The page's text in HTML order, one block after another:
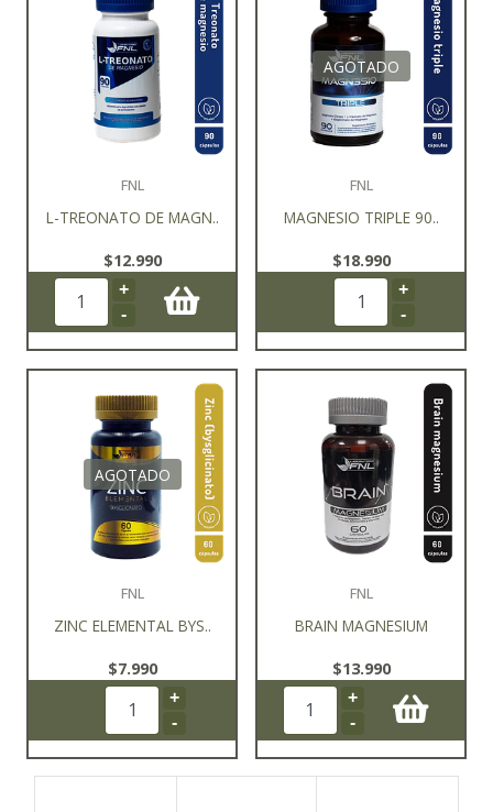
FNL
L-TREONATO DE MAGN..
$12.990
+
-
AGOTADO
FNL
MAGNESIO TRIPLE 90..
$18.990
+
-
AGOTADO
FNL
ZINC ELEMENTAL BYS..
$7.990
+
-
FNL
BRAIN MAGNESIUM
$13.990
+
-